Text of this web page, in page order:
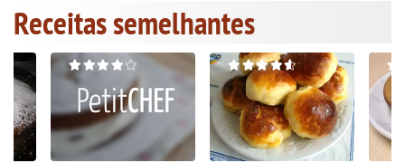
Receitas semelhantes